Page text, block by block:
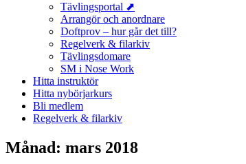
Tävlingsportal ⬈
Arrangör och anordnare
Doftprov – hur går det till?
Regelverk & filarkiv
Tävlingsdomare
SM i Nose Work
Hitta instruktör
Hitta nybörjarkurs
Bli medlem
Regelverk & filarkiv
Månad: mars 2018